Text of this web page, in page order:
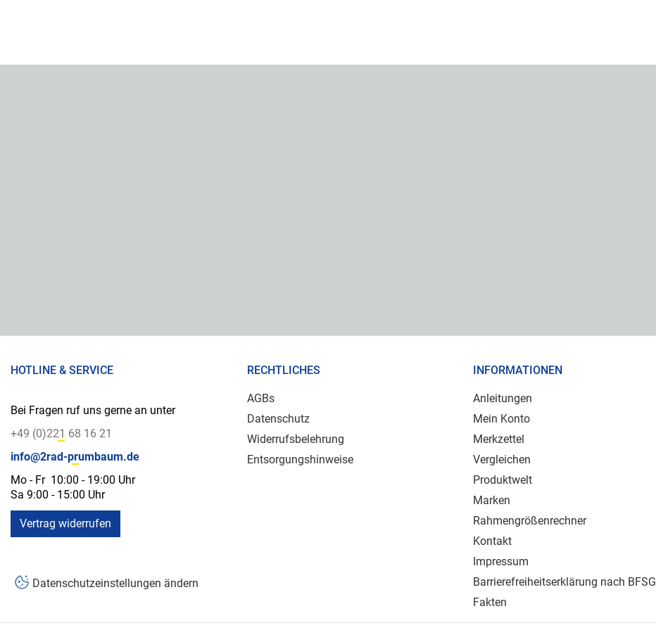
HOTLINE & SERVICE
Bei Fragen ruf uns gerne an unter
+49 (0)221 68 16 21
info@2rad-prumbaum.de
Mo - Fr 10:00 - 19:00 Uhr
Sa 9:00 - 15:00 Uhr
Vertrag widerrufen
Datenschutzeinstellungen ändern
RECHTLICHES
AGBs
Datenschutz
Widerrufsbelehrung
Entsorgungshinweise
INFORMATIONEN
Anleitungen
Mein Konto
Merkzettel
Vergleichen
Produktwelt
Marken
Rahmengrößenrechner
Kontakt
Impressum
Barrierefreiheitserklärung nach BFSG
Fakten